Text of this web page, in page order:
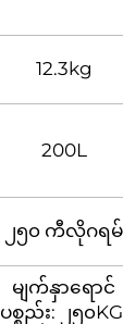
12.3kg
200L
၂၅၀ ကီလိုဂရမ်
မျက်နှာရောင်
ပစ္စည်း: ၂၅၀KG